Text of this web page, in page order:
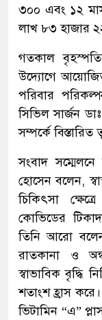
৩০০ এবং ১২
লাখ ৮৩ হাজার
গতকাল
উদ্যোগে
পরিবার
সিভিল সার্জন
সম্পর্কে
সংবাদ
হোসেন বলেন,
চিকিৎসা
কোভিডের
তিনি আরো
রাতকানা ও
স্বাভাবিক বৃদ্ধি
শতাংশ হ্রাস
ভিটামিন “এ”